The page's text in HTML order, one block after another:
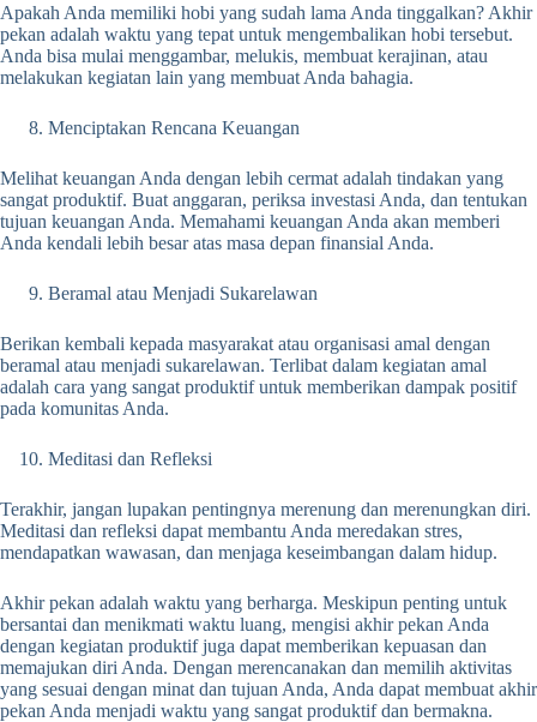
Apakah Anda memiliki hobi yang sudah lama Anda tinggalkan? Akhir
pekan adalah waktu yang tepat untuk mengembalikan hobi tersebut.
Anda bisa mulai menggambar, melukis, membuat kerajinan, atau
melakukan kegiatan lain yang membuat Anda bahagia.
Menciptakan Rencana Keuangan
Melihat keuangan Anda dengan lebih cermat adalah tindakan yang
sangat produktif. Buat anggaran, periksa investasi Anda, dan tentukan
tujuan keuangan Anda. Memahami keuangan Anda akan memberi
Anda kendali lebih besar atas masa depan finansial Anda.
Beramal atau Menjadi Sukarelawan
Berikan kembali kepada masyarakat atau organisasi amal dengan
beramal atau menjadi sukarelawan. Terlibat dalam kegiatan amal
adalah cara yang sangat produktif untuk memberikan dampak positif
pada komunitas Anda.
Meditasi dan Refleksi
Terakhir, jangan lupakan pentingnya merenung dan merenungkan diri.
Meditasi dan refleksi dapat membantu Anda meredakan stres,
mendapatkan wawasan, dan menjaga keseimbangan dalam hidup.
Akhir pekan adalah waktu yang berharga. Meskipun penting untuk
bersantai dan menikmati waktu luang, mengisi akhir pekan Anda
dengan kegiatan produktif juga dapat memberikan kepuasan dan
memajukan diri Anda. Dengan merencanakan dan memilih aktivitas
yang sesuai dengan minat dan tujuan Anda, Anda dapat membuat akhir
pekan Anda menjadi waktu yang sangat produktif dan bermakna.